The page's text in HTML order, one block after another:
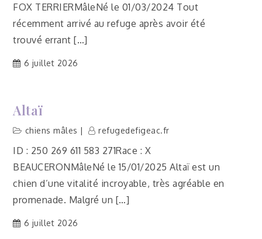
FOX TERRIERMâleNé le 01/03/2024 Tout
récemment arrivé au refuge après avoir été
trouvé errant […]
6 juillet 2026
Altaï
chiens mâles refugedefigeac.fr
ID : 250 269 611 583 271Race : X
BEAUCERONMâleNé le 15/01/2025 Altaï est un
chien d’une vitalité incroyable, très agréable en
promenade. Malgré un […]
6 juillet 2026